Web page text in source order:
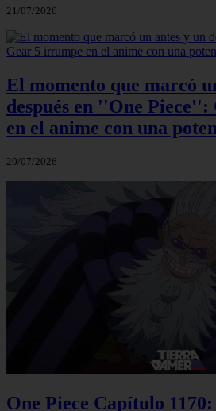
21/07/2026
El momento que marcó
después en ''One
en el anime con una
20/07/2026
One Piece Capítulo